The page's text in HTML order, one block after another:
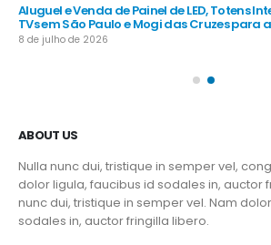
Aluguel e Venda de Painel de LED, Totens
TVs em São Paulo e Mogi das Cruzes para
8 de julho de 2026
ABOUT US
Nulla nunc dui, tristique in semper vel,
dolor ligula, faucibus id sodales in, auctor
nunc dui, tristique in semper vel. Nam
sodales in, auctor fringilla libero.